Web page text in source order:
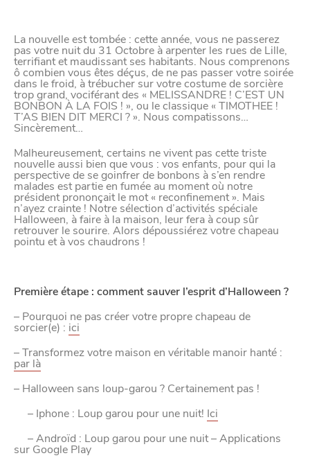
La nouvelle est tombée : cette année, vous ne passerez
pas votre nuit du 31 Octobre à arpenter les rues de Lille,
terrifiant et maudissant ses habitants. Nous comprenons
ô combien vous êtes déçus, de ne pas passer votre soirée
dans le froid, à trébucher sur votre costume de sorcière
trop grand, vociférant des « MELISSANDRE ! C’EST UN
BONBON À LA FOIS ! », ou le classique « TIMOTHEE !
T’AS BIEN DIT MERCI ? ». Nous compatissons…
Sincèrement…
Malheureusement, certains ne vivent pas cette triste
nouvelle aussi bien que vous : vos enfants, pour qui la
perspective de se goinfrer de bonbons à s’en rendre
malades est partie en fumée au moment où notre
président prononçait le mot « reconfinement ». Mais
n’ayez crainte ! Notre sélection d’activités spéciale
Halloween, à faire à la maison, leur fera à coup sûr
retrouver le sourire. Alors dépoussiérez votre chapeau
pointu et à vos chaudrons !
Première étape : comment sauver l’esprit d’Halloween ?
– Pourquoi ne pas créer votre propre chapeau de
sorcier(e) : ici
– Transformez votre maison en véritable manoir hanté :
par là
– Halloween sans loup-garou ? Certainement pas !
– Iphone : ‎Loup garou pour une nuit! Ici
– Androïd : Loup garou pour une nuit – Applications
sur Google Play
Paramètres de
confidentialité
Afin de faciliter votre navigation et de vous
apporter le meilleur service possible, nous utilisons
des cookies pour améliorer le site aux besoins des
visiteurs, notamment selon la fréquentation.
Nos politique de confidentialité